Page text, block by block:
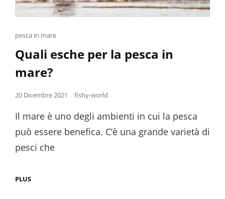
Cat
pesca in mare
Quali esche per la pesca in
mare?
Posted
20 Dicembre 2021 fishy-world
Il mare è uno degli ambienti in cui la pesca
può essere benefica. C’è una grande varietà di
pesci che
PLUSQUALI